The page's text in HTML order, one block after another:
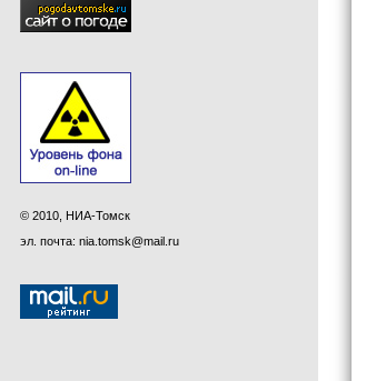
© 2010, НИА-Томск
эл. почта: nia.tomsk@mail.ru